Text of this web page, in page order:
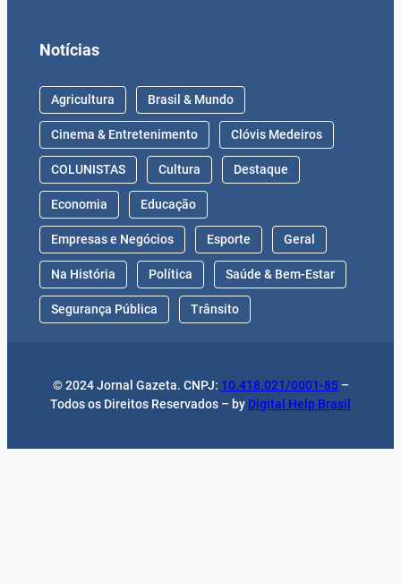
Notícias
Agricultura Brasil & Mundo
Cinema & Entretenimento Clóvis Medeiros
COLUNISTAS Cultura Destaque
Economia Educação
Empresas e Negócios Esporte Geral
Na História Política Saúde & Bem-Estar
Segurança Pública Trânsito
© 2024 Jornal Gazeta. CNPJ: 10.418.021/0001-85–
Todos os Direitos Reservados – by Digital Help Brasil